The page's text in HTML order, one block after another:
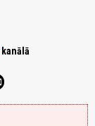
kanālā